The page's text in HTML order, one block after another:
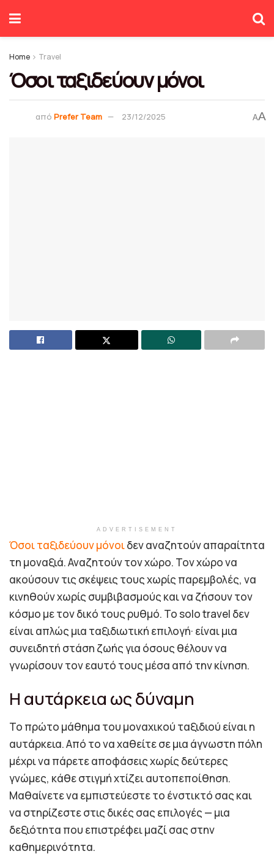
Home Travel
Όσοι ταξιδεύουν μόνοι
από Prefer Team 23/12/2025 AA
ADVERTISEMENT
Όσοι ταξιδεύουν μόνοιδεν αναζητούν απαραίτητα
τη μοναξιά. Αναζητούν τον χώρο. Τον χώρο να
ακούσουν τις σκέψεις τους χωρίς παρεμβολές, να
κινηθούν χωρίς συμβιβασμούς και να ζήσουν τον
κόσμο με τον δικό τους ρυθμό. Το solo travel δεν
είναι απλώς μια ταξιδιωτική επιλογή· είναι μια
συνειδητή στάση ζωής για όσους θέλουν να
γνωρίσουν τον εαυτό τους μέσα από την κίνηση.
Η αυτάρκεια ως δύναμη
Το πρώτο μάθημα του μοναχικού ταξιδιού είναι η
αυτάρκεια. Από το να χαθείτε σε μια άγνωστη πόλη
μέχρι να πάρετε αποφάσεις χωρίς δεύτερες
γνώμες, κάθε στιγμή χτίζει αυτοπεποίθηση.
Μαθαίνετε να εμπιστεύεστε το ένστικτό σας και
να στηρίζεστε στις δικές σας επιλογές — μια
δεξιότητα που επιστρέφει μαζί σας στην
καθημερινότητα.